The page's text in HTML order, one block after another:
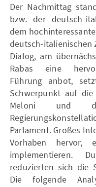
Der Nachmittag
bzw. der deutsch-
dem
deutsch-italienischen
Dialog, am
Rabas eine
Führung anbot,
Schwerpunkt auf
Meloni und
Parlament. Großes
Vorhaben hervor,
implementieren.
reduzierten sich die
Die folgende